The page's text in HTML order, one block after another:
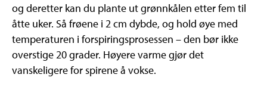
og deretter kan du plante ut grønnkålen etter fem til
åtte uker. Så frøene i 2 cm dybde, og hold øye med
temperaturen i forspiringsprosessen – den bør ikke
overstige 20 grader. Høyere varme gjør det
vanskeligere for spirene å vokse.